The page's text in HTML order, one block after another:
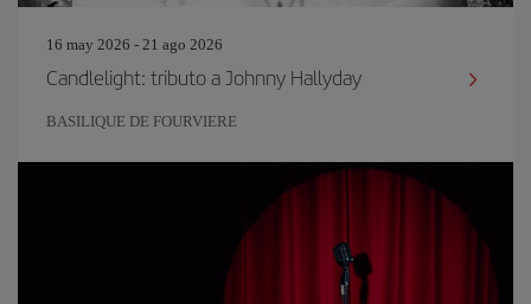
16 may 2026 - 21 ago 2026
Candlelight: tributo a Johnny Hallyday
BASILIQUE DE FOURVIERE